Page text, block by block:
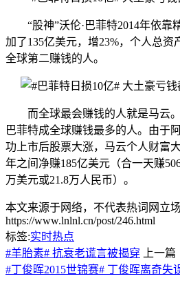
“股神”沃伦·巴菲特2014年依靠
加了135亿美元，增23%，个人总资
全球第二赚钱的人。
而全球最会赚钱的人就是马云。
巴菲特成全球赚钱最多的人。由于
功上市后股票大涨，马云个人财富
年之间净赚185亿美元（合一天赚
万美元或21.8万人民币）。
本文来源于网络，不代表热词网立
https://www.lnlnl.cn/post/246.html
标签:实时热点
#羊胎素# 抗衰老谎言被揭穿
上一篇
#丁俊晖2015世锦赛# 丁俊晖离奇失